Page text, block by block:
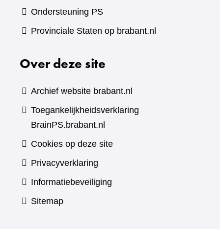
Ondersteuning PS
Provinciale Staten op brabant.nl
Over deze site
Archief website brabant.nl
Toegankelijkheidsverklaring
BrainPS.brabant.nl
Cookies op deze site
Privacyverklaring
Informatiebeveiliging
Sitemap